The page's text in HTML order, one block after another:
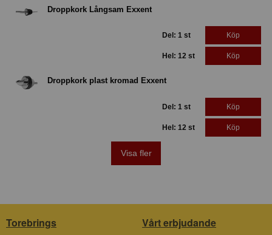
Droppkork Långsam Exxent
Del: 1 st Köp
Hel: 12 st Köp
Droppkork plast kromad Exxent
Del: 1 st Köp
Hel: 12 st Köp
Visa fler
Torebrings Vårt erbjudande